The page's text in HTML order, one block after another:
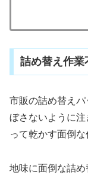
詰め替え作業
市販の詰め替え
ぼさないように
って乾かす面倒な
地味に面倒な詰め